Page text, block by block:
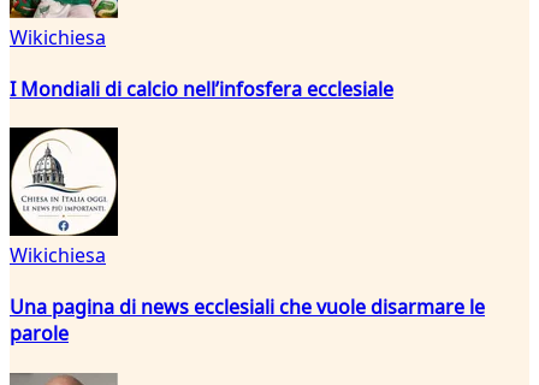
Wikichiesa
I Mondiali di calcio nell’infosfera ecclesiale
Wikichiesa
Una pagina di news ecclesiali che vuole disarmare le
parole